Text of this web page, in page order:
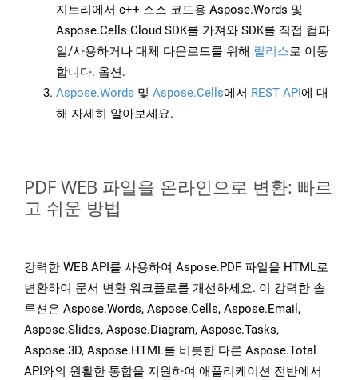
지토리에서 c++ 소스 코드용 Aspose.Words 및
Aspose.Cells Cloud SDK를 가져와 SDK를 직접 컴파
일/사용하거나 대체 다운로드를 위해 릴리스로 이동
합니다. 옵션.
Aspose.Words 및 Aspose.Cells에서 REST API에 대
해 자세히 알아보세요.
PDF WEB 파일을 온라인으로 변환: 빠르
고 쉬운 방법
강력한 WEB API를 사용하여 Aspose.PDF 파일을 HTML로
변환하여 문서 변환 워크플로를 개선하세요. 이 강력한 솔
루션은 Aspose.Words, Aspose.Cells, Aspose.Email,
Aspose.Slides, Aspose.Diagram, Aspose.Tasks,
Aspose.3D, Aspose.HTML를 비롯한 다른 Aspose.Total
API와의 원활한 통합을 지원하여 애플리케이션 전반에서